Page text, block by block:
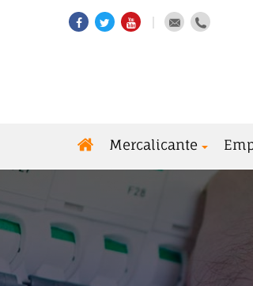
Mercalicante